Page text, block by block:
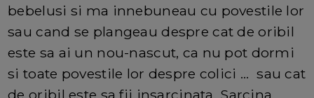
bebelusi si ma innebuneau cu povestile lor
sau cand se plangeau despre cat de oribil
este sa ai un nou-nascut, ca nu pot dormi
si toate povestile lor despre colici ... sau cat
de oribil este sa fii insarcinata. Sarcina